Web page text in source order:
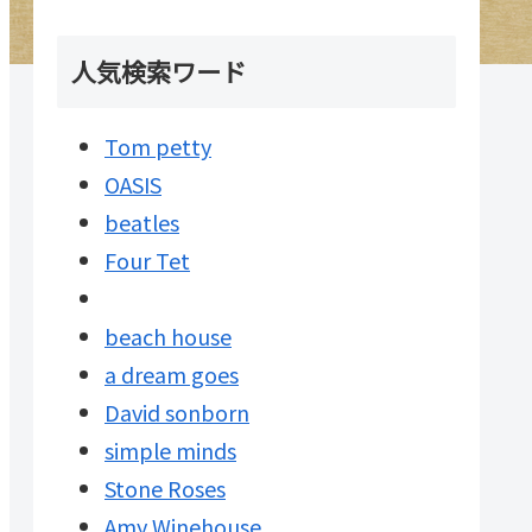
人気検索ワード
Tom petty
OASIS
beatles
Four Tet
beach house
a dream goes
David sonborn
simple minds
Stone Roses